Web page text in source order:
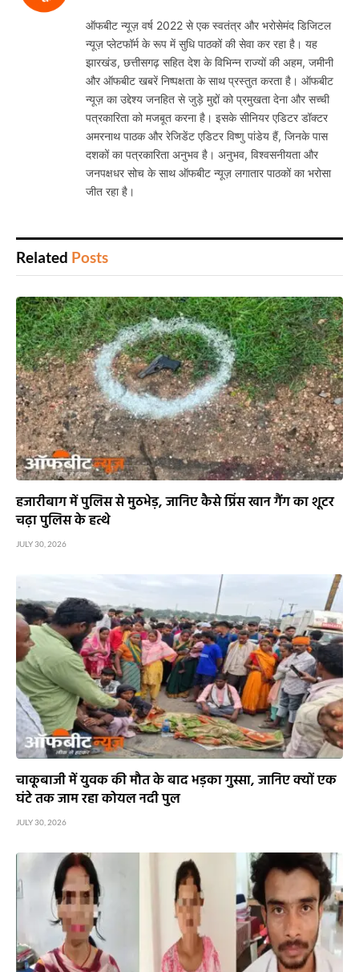
ऑफबीट न्यूज़ वर्ष 2022 से एक स्वतंत्र और भरोसेमंद डिजिटल
न्यूज़ प्लेटफॉर्म के रूप में सुधि पाठकों की सेवा कर रहा है। यह
झारखंड, छत्तीसगढ़ सहित देश के विभिन्न राज्यों की अहम, जमीनी
और ऑफबीट खबरें निष्पक्षता के साथ प्रस्तुत करता है। ऑफबीट
न्यूज़ का उद्देश्य जनहित से जुड़े मुद्दों को प्रमुखता देना और सच्ची
पत्रकारिता को मजबूत करना है। इसके सीनियर एडिटर डॉक्टर
अमरनाथ पाठक और रेजिडेंट एडिटर विष्णु पांडेय हैं, जिनके पास
दशकों का पत्रकारिता अनुभव है। अनुभव, विश्वसनीयता और
जनपक्षधर सोच के साथ ऑफबीट न्यूज़ लगातार पाठकों का भरोसा
जीत रहा है।
Related Posts
हजारीबाग में पुलिस से मुठभेड़, जानिए कैसे प्रिंस खान गैंग का शूटर
चढ़ा पुलिस के हत्थे
JULY 30, 2026
चाकूबाजी में युवक की मौत के बाद भड़का गुस्सा, जानिए क्यों एक
घंटे तक जाम रहा कोयल नदी पुल
JULY 30, 2026